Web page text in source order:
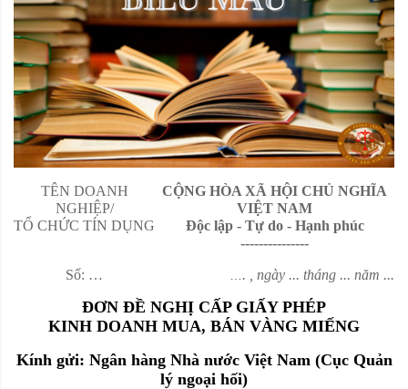
TÊN DOANH
NGHIỆP/
TỔ CHỨC TÍN DỤNG
CỘNG HÒA XÃ HỘI CHỦ NGHĨA
VIỆT NAM
Độc lập - Tự do - Hạnh phúc
---------------
Số: … …. , ngày ... tháng ... năm ...
ĐƠN ĐỀ NGHỊ CẤP GIẤY PHÉP
KINH DOANH MUA, BÁN VÀNG MIẾNG
Kính gửi: Ngân hàng Nhà nước Việt Nam (Cục Quản
lý ngoại hối)